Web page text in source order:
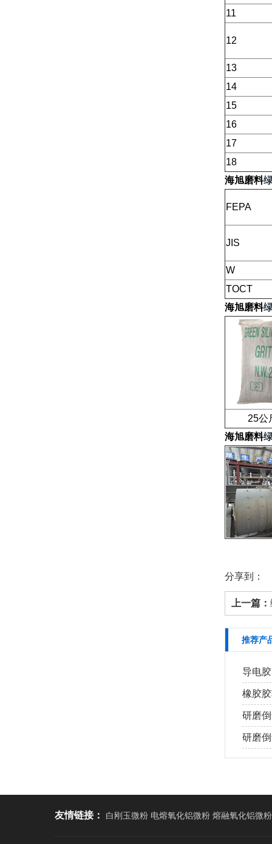
11
12
13
14
15
16
17
18
海旭磨料
FEPA
JIS
W
TOCT
海旭磨料
25公斤
海旭磨料
分享到：
上一篇：
推荐产
导电
橡胶
研磨
研磨
友情链接： 白刚玉微粉 电熔氧化铝微粉 熔融氧化铝微粉